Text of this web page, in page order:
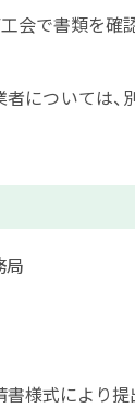
会で書類を確
ついては、
様式により提